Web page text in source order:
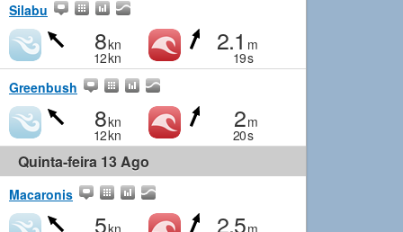
Silabu
8kn
12kn
2.1 m
19s
Greenbush
8kn
12kn
2m
20s
Quinta-feira 13 Ago
Macaronis
5kn 2.5m